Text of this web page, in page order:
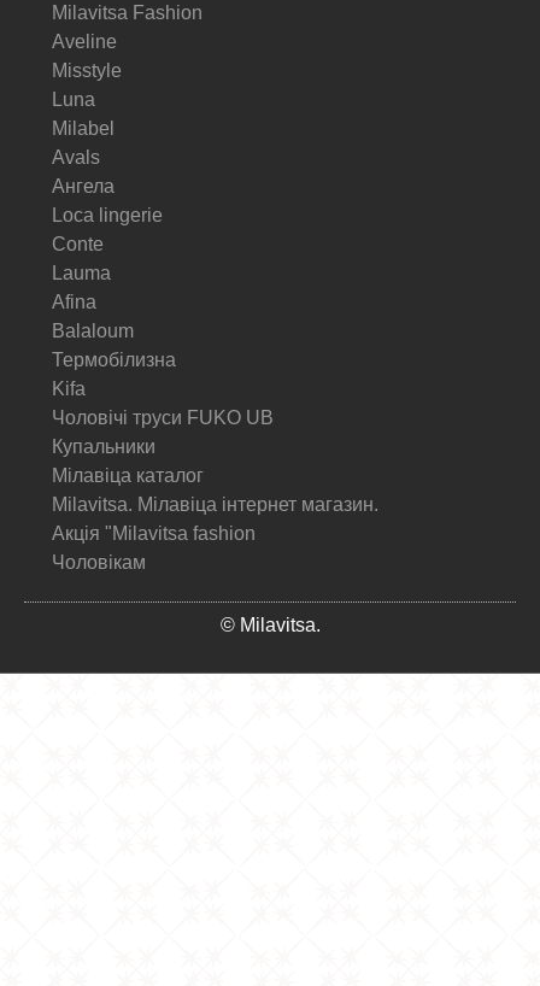
Milavitsa Fashion
Aveline
Misstyle
Luna
Milabel
Avals
Ангела
Loca lingerie
Conte
Lauma
Afina
Balaloum
Термобілизна
Kifa
Чоловічі труси FUKO UB
Купальники
Мілавіца каталог
Milavitsa. Мілавіца інтернет магазин.
Акція "Milavitsa fashion
Чоловікам
© Milavitsa.